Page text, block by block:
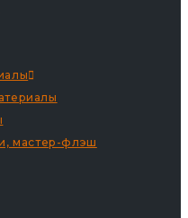
мастер-флэш